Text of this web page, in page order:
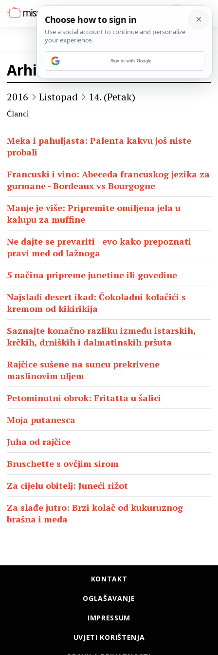
Arhiva
2016 Listopad 14. (Petak)
Članci
Meka i pahuljasta: Palenta kakvu još niste
probali
Francuski i vino: Abeceda francuskog jezika za
gurmane - Bordeaux vs Bourgogne
Manje je više: Pripremite omiljena jela u
kalupu za muffine
Ne dajte se prevariti - evo kako prepoznati
pravi med od lažnoga
5 načina pripreme junetine ili govedine
Najslađi desert ikad: Čokoladni kolačići s
kremom od kikirikija
Saznajte konačno razliku između istarskih,
krčkih, drniških i dalmatinskih pršuta
Rajčice sušene na suncu prekrivene
maslinovim uljem
Petominutni obrok: Fritatta u šalici
Moja putanesca
Juha od rajčice
Bruschette s ovčjim sirom
Za cijelu obitelj: Juneći rižot
Za slađe jutro: Brzi kolač od kukuruznog
brašna i meda
KONTAKT
OGLAŠAVANJE
IMPRESSUM
UVJETI KORIŠTENJA
Sign in with Google